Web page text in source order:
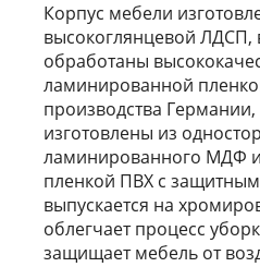
Корпус мебели
высокоглянцевой ЛДСП,
обработаны
ламинированной
производства
изготовлены из
ламинированного МДФ
пленкой ПВХ с
выпускается на
облегчает процесс
защищает мебель от